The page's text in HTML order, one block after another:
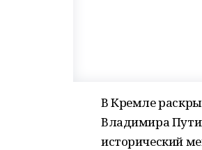
В Кремле
Владимира
исторический